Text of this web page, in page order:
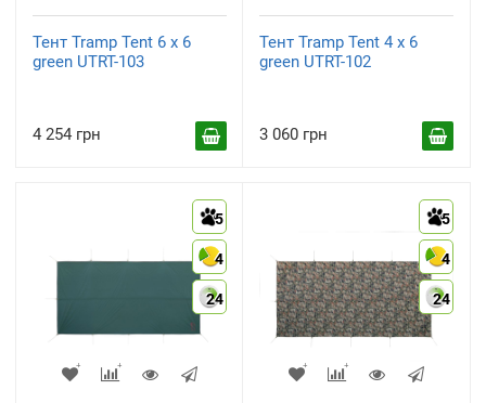
Тент Tramp Tent 6 х 6
green UTRT-103
4 254 грн
Тент Tramp Tent 4 х 6
green UTRT-102
3 060 грн
5
4
24
5
4
24